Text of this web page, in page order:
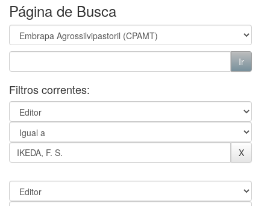
Página de Busca
Filtros correntes: